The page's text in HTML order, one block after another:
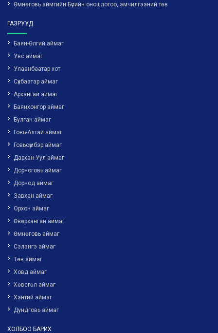
Өмнөговь аймгийн Бүсийн оношлогоо, эмчилгээний төв
ГАЗРУУД
Баян-Өлгий аймаг
Увс аймаг
Улаанбаатар хот
Сүхбаатар аймаг
Архангай аймаг
Баянхонгор аймаг
Булган аймаг
Говь-Алтай аймаг
Говьсүмбэр аймаг
Дархан-Уул аймаг
Дорноговь аймаг
Дорнод аймаг
Завхан аймаг
Орхон аймаг
Өвөрхангай аймаг
Өмнөговь аймаг
Сэлэнгэ аймаг
Төв аймаг
Ховд аймаг
Хөвсгөл аймаг
Хэнтий аймаг
Дундговь аймаг
ХОЛБОО БАРИХ